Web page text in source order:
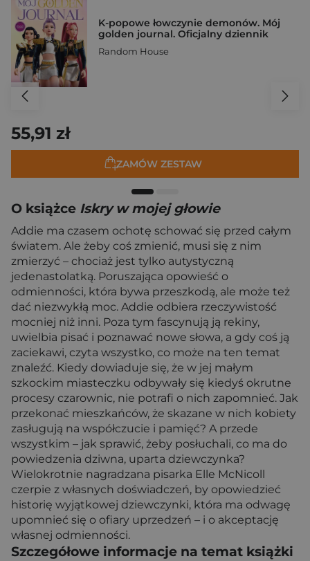
K-popowe łowczynie demonów. Mój
golden journal. Oficjalny dziennik
Random House
55,91 zł
ZAMÓW ZESTAW
O książce Iskry w mojej głowie
Addie ma czasem ochotę schować się przed całym
światem. Ale żeby coś zmienić, musi się z nim
zmierzyć – chociaż jest tylko autystyczną
jedenastolatką. Poruszająca opowieść o
odmienności, która bywa przeszkodą, ale może też
dać niezwykłą moc. Addie odbiera rzeczywistość
mocniej niż inni. Poza tym fascynują ją rekiny,
uwielbia pisać i poznawać nowe słowa, a gdy coś ją
zaciekawi, czyta wszystko, co może na ten temat
znaleźć. Kiedy dowiaduje się, że w jej małym
szkockim miasteczku odbywały się kiedyś okrutne
procesy czarownic, nie potrafi o nich zapomnieć. Jak
przekonać mieszkańców, że skazane w nich kobiety
zasługują na współczucie i pamięć? A przede
wszystkim – jak sprawić, żeby posłuchali, co ma do
powiedzenia dziwna, uparta dziewczynka?
Wielokrotnie nagradzana pisarka Elle McNicoll
czerpie z własnych doświadczeń, by opowiedzieć
historię wyjątkowej dziewczynki, która ma odwagę
upomnieć się o ofiary uprzedzeń – i o akceptację
własnej odmienności.
Szczegółowe informacje na temat książki